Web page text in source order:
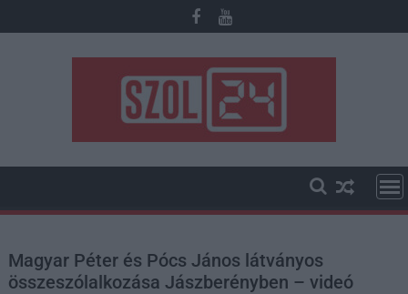
to
Magyar Péter és Pócs János látványos
összeszólalkozása Jászberényben – videó